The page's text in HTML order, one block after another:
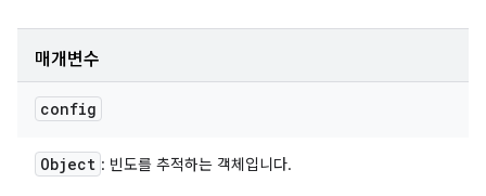
매개변수
config
Object : 빈도를 추적하는 객체입니다.